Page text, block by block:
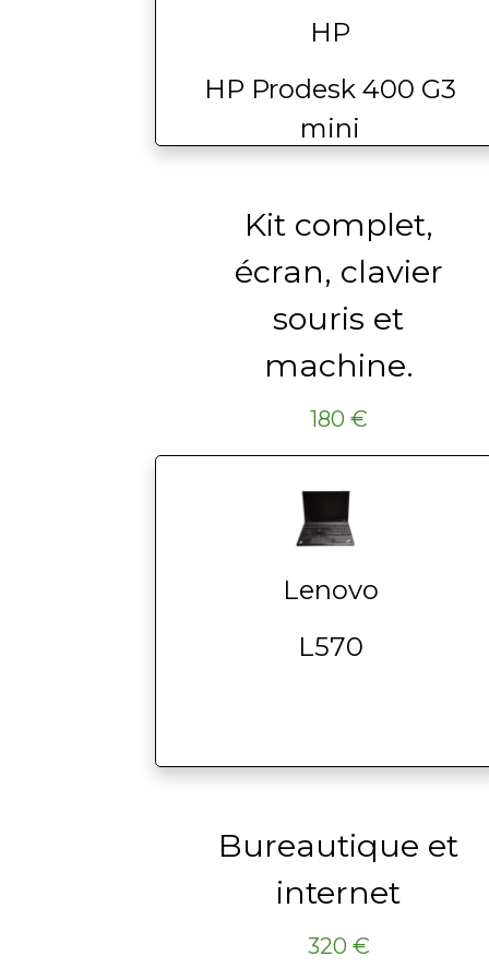
HP
HP Prodesk 400 G3
mini
Kit complet,
écran, clavier
souris et
machine.
180 €
Lenovo
L570
Bureautique et
internet
320 €